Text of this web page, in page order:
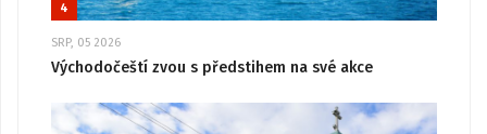
4
SRP, 05 2026
Východočeští zvou s předstihem na své akce